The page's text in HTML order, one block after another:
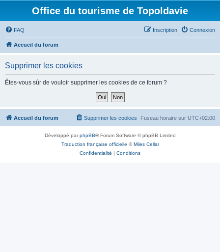
Office du tourisme de Topoldavie
FAQ Connexion
Inscription
Accueil du forum
Supprimer les cookies
Êtes-vous sûr de vouloir supprimer les cookies de ce forum ?
Accueil du forum Fuseau horaire sur UTC+02:00
Supprimer les cookies
Développé parphpBB® Forum Software © phpBB Limited
Traduction française officielle ©Miles Cellar
Confidentialité | Conditions